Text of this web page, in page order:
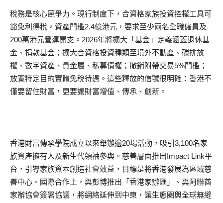
稅務是核心競爭力。現行制度下，合資格家族投資控權工具可
豁免利得稅，資產門檻2.4億港元，要求至少兩名全職僱員及
200萬港元營運開支。2026年將擴大「基金」定義涵蓋退休基
金、捐款基金；擴大合資格投資種類至境外不動產、碳排放
權、數字資產、貴金屬、私募債權；撤銷附帶交易5%門檻；
放寬特定目的實體免稅待遇。這些釋放的信號很明確：香港不
僅要留住財富，更要讓財富增值、傳承、創新。
香港財富傳承學院成立以來舉辦逾20場活動，吸引3,100名家
族資產擁有人及新生代領袖參與。慈善層面推出Impact Link平
台，引導家族資本創造社會效益，目標是將香港發展為區域慈
善中心。國際合作上，與彭博推出「香港家辦匯」、與阿聯酋
家辦協會簽署協議，將網絡延伸到中東，讓生態圈與全球無縫